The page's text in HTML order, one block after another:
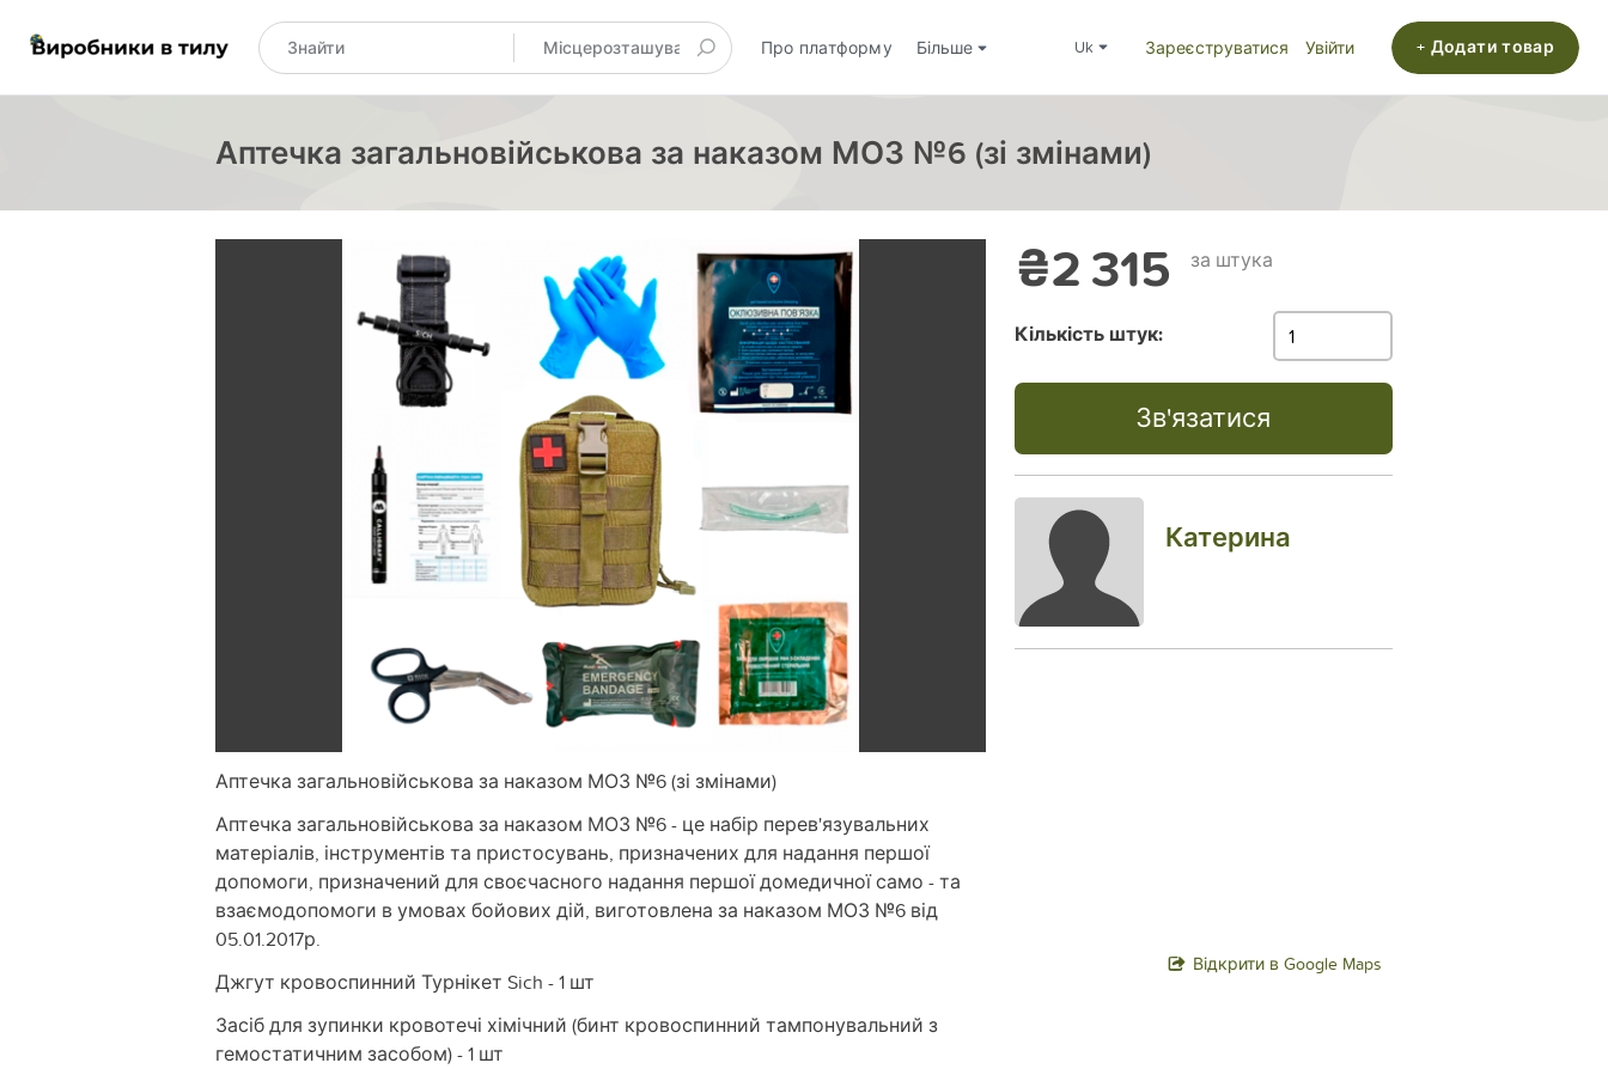
Про платформу Більше uk Зареєструватися Увійти + Додати товар
Аптечка загальновійськова за наказом МОЗ №6 (зі змінами)
Аптечка загальновійськова за наказом МОЗ №6 (зі змінами)
Аптечка загальновійськова за наказом МОЗ №6 - це набір перев'язувальних
матеріалів, інструментів та пристосувань, призначених для надання першої
допомоги, призначений для своєчасного надання першої домедичної само - та
взаємодопомоги в умовах бойових дій, виготовлена за наказом МОЗ №6 від
05.01.2017р.
Джгут кровоспинний Турнікет Sich - 1 шт
Засіб для зупинки кровотечі хімічний (бинт кровоспинний тампонувальний з
гемостатичним засобом) - 1 шт
₴2 315 за штука
Кількість штук:
Зв'язатися
Катерина
Відкрити в Google Maps